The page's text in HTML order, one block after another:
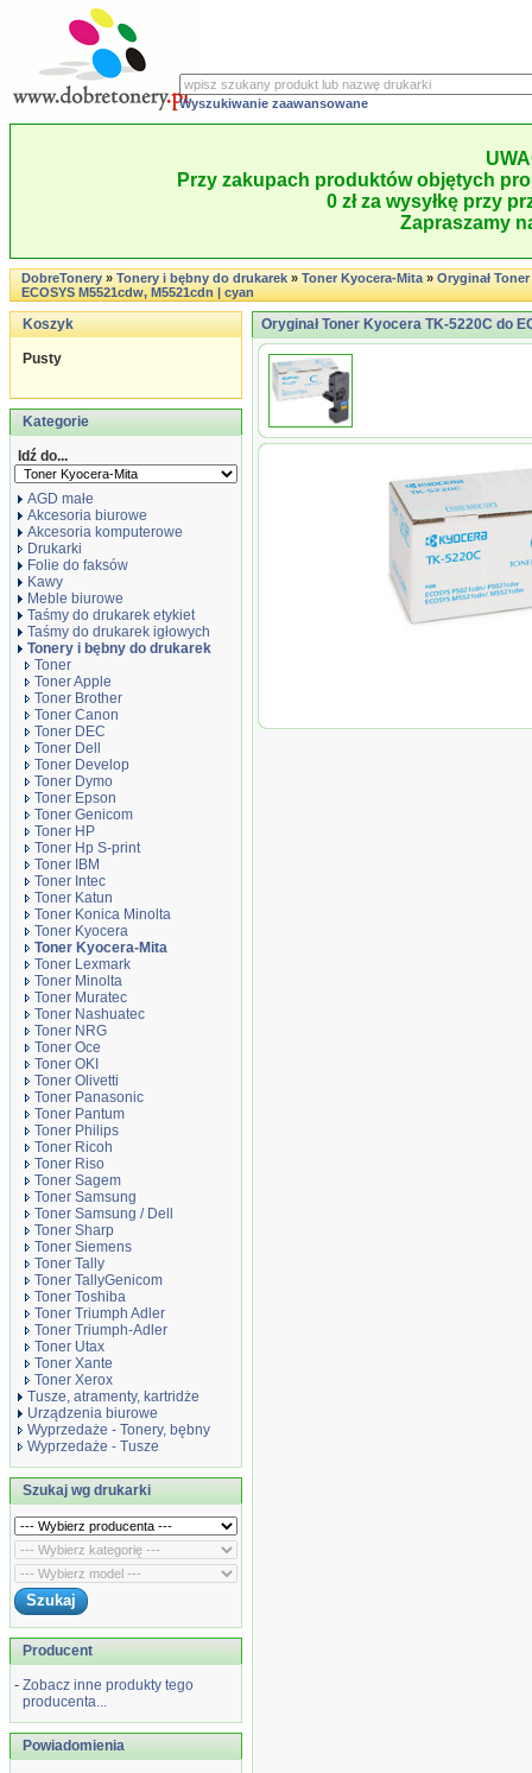
Wyszukiwanie zaawansowane
Przy zakupach produktów objętych
0 zł za wysyłkę przy
Zapraszamy
DobreTonery»Tonery i bębny do drukarek»Toner Kyocera-Mita»Oryginał
ECOSYS M5521cdw, M5521cdn | cyan
Koszyk
Pusty
Kategorie
Idź do...
AGD małe
Akcesoria biurowe
Akcesoria komputerowe
Drukarki
Folie do faksów
Kawy
Meble biurowe
Taśmy do drukarek etykiet
Taśmy do drukarek igłowych
Tonery i bębny do drukarek
Toner
Toner Apple
Toner Brother
Toner Canon
Toner DEC
Toner Dell
Toner Develop
Toner Dymo
Toner Epson
Toner Genicom
Toner HP
Toner Hp S-print
Toner IBM
Toner Intec
Toner Katun
Toner Konica Minolta
Toner Kyocera
Toner Kyocera-Mita
Toner Lexmark
Toner Minolta
Toner Muratec
Toner Nashuatec
Toner NRG
Toner Oce
Toner OKI
Toner Olivetti
Toner Panasonic
Toner Pantum
Toner Philips
Toner Ricoh
Toner Riso
Toner Sagem
Toner Samsung
Toner Samsung / Dell
Toner Sharp
Toner Siemens
Toner Tally
Toner TallyGenicom
Toner Toshiba
Toner Triumph Adler
Toner Triumph-Adler
Toner Utax
Toner Xante
Toner Xerox
Tusze, atramenty, kartridże
Urządzenia biurowe
Wyprzedaże - Tonery, bębny
Wyprzedaże - Tusze
Szukaj wg drukarki
Producent
- Zobacz inne produkty tego
producenta...
Powiadomienia
Oryginał Toner Kyocera TK-5220C do
Oryginał Toner